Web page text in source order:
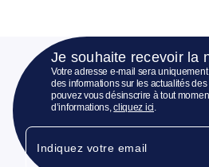
Je souhaite recevoir la
Votre adresse e-mail sera
des informations sur les actualités
pouvez vous désinscrire à tout
d’informations,cliquez ici.
Indiquez votre email